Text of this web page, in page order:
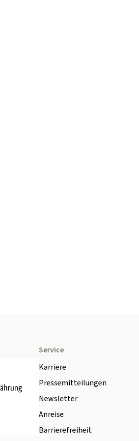
Service
Karriere
Pressemitteilungen
Newsletter
Anreise
Barrierefreiheit